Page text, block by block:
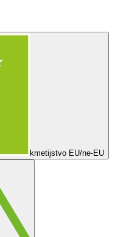
kmetijstvo EU/ne-EU